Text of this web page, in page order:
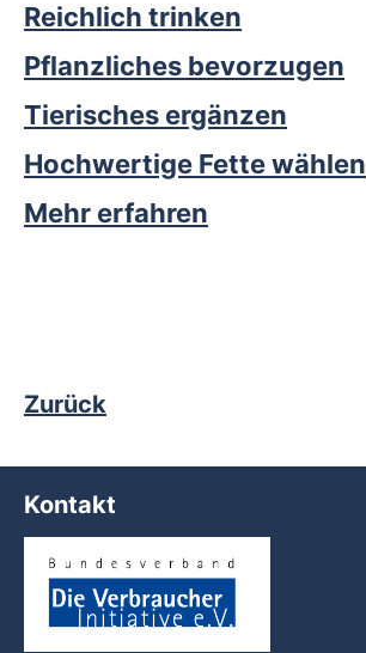
Reichlich trinken
Pflanzliches bevorzugen
Tierisches ergänzen
Hochwertige Fette wählen
Mehr erfahren
Zurück
Kontakt